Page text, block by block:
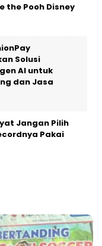
the Pooh Disney
Solusi
AI untuk
dan Jasa
Jangan Pilih
Pakai